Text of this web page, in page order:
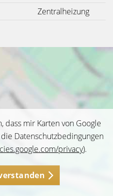
Zentralheizung
dass mir Karten von Google
Datenschutzbedingungen
privacy).